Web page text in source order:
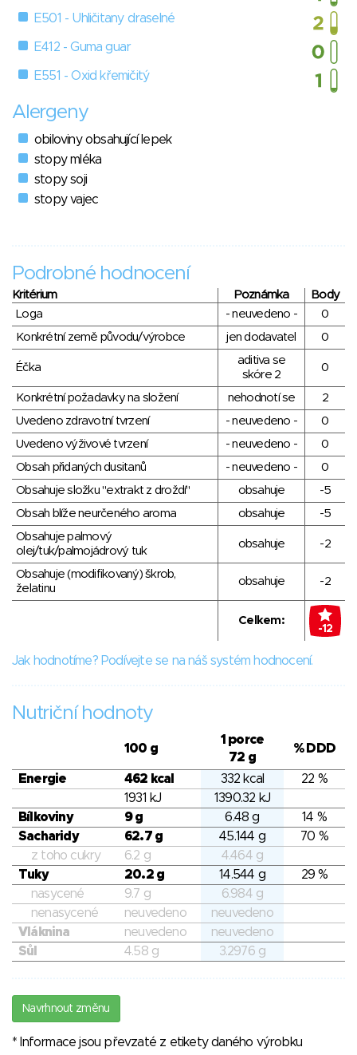
E501 - Uhličitany draselné
E412 - Guma guar
E551 - Oxid křemičitý
Alergeny
obiloviny obsahující lepek
stopy mléka
stopy soji
stopy vajec
Podrobné hodnocení
Kritérium Poznámka
Body
Loga
- neuvedeno -
0
Konkrétní země původu/výrobce
jen dodavatel 0
Éčka
aditiva se
skóre 2
0
Konkrétní požadavky na složení nehodnotí se
2
Uvedeno zdravotní tvrzení
- neuvedeno -
0
Uvedeno výživové tvrzení
- neuvedeno -
0
Obsah přidaných dusitanů
- neuvedeno -
0
Obsahuje složku "extrakt z droždí"
obsahuje
-5
Obsah blíže neurčeného aroma
obsahuje
-5
Obsahuje palmový
olej/tuk/palmojádrový tuk
obsahuje -2
Obsahuje (modifikovaný) škrob,
želatinu
obsahuje -2
Celkem:
-12
Jak hodnotíme? Podívejte se na náš systém hodnocení.
Nutriční hodnoty
100 g
1 porce
72 g
% DDD
Energie 462 kcal 332 kcal
22 %
1931 kJ
1390.32 kJ
Bílkoviny
9 g 6.48 g
14 %
Sacharidy
62.7 g 45.144 g
70 %
z toho cukry
6.2 g
4.464 g
Tuky
20.2 g 14.544 g
29 %
nasycené
9.7 g
6.984 g
nenasycené
neuvedeno
neuvedeno
Vláknina
neuvedeno
neuvedeno
Sůl
4.58 g 3.2976 g
Navrhnout změnu
* Informace jsou převzaté z etikety daného výrobku